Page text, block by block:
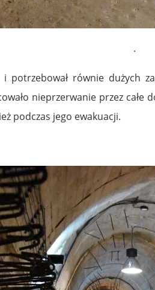
.
potrzebował równie dużych
nieprzerwanie przez
podczas jego ewakuacji.